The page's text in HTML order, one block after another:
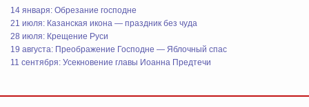
14 января: Обрезание господне
21 июля: Казанская икона — праздник без чуда
28 июля: Крещение Руси
19 августа: Преображение Господне — Яблочный спас
11 сентября: Усекновение главы Иоанна Предтечи